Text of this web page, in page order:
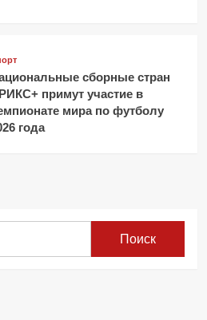
сборные стран
примут участие в
мира по футболу
года